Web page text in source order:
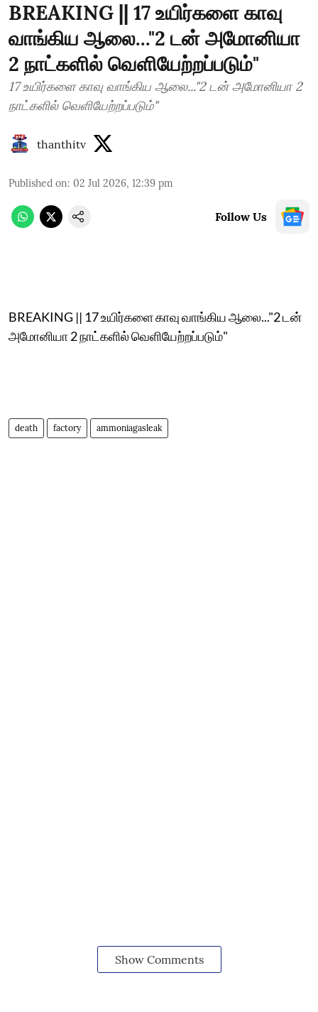
BREAKING || 17 உயிர்களை காவு
வாங்கிய ஆலை..."2 டன் அமோனியா
2 நாட்களில் வெளியேற்றப்படும்"
17 உயிர்களை காவு வாங்கிய ஆலை..."2 டன் அமோனியா 2
நாட்களில் வெளியேற்றப்படும்"
thanthitv
Published on: 02 Jul 2026, 12:39 pm
Follow Us
BREAKING || 17 உயிர்களை காவு வாங்கிய ஆலை..."2 டன்
அமோனியா 2 நாட்களில் வெளியேற்றப்படும்"
death factory ammoniagasleak
Show Comments